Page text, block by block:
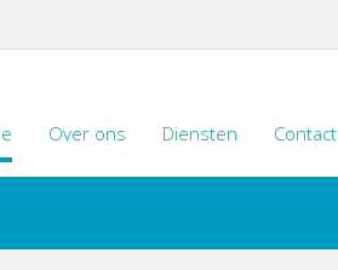
Over ons Diensten Contact